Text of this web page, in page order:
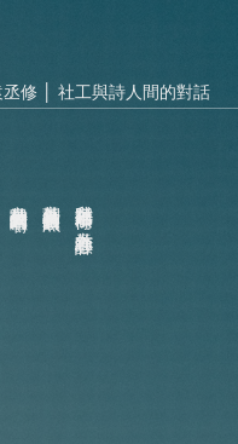
丞修 │ 社工與詩人間的對話
我意外踩過那條街 意外在心中許願